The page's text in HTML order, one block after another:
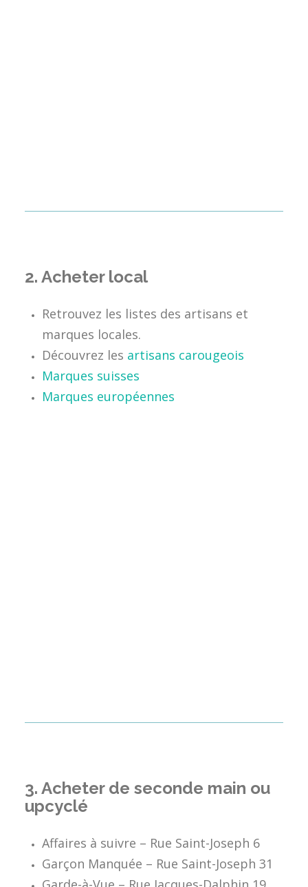
2. Acheter local
Retrouvez les listes des artisans et
marques locales.
Découvrez les artisans carougeois
Marques suisses
Marques européennes
3. Acheter de seconde main ou
upcyclé
Affaires à suivre – Rue Saint-Joseph 6
Garçon Manquée – Rue Saint-Joseph 31